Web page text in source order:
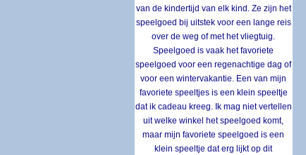
van de kindertijd van elk kind. Ze zijn het
speelgoed bij uitstek voor een lange reis
over de weg of met het vliegtuig.
Speelgoed is vaak het favoriete
speelgoed voor een regenachtige dag of
voor een wintervakantie. Een van mijn
favoriete speeltjes is een klein speeltje
dat ik cadeau kreeg. Ik mag niet vertellen
uit welke winkel het speelgoed komt,
maar mijn favoriete speelgoed is een
klein speeltje dat erg lijkt op dit